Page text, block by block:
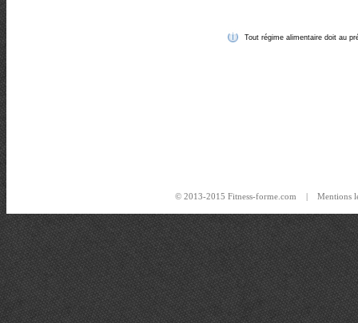
Tout régime alimentaire doit au
© 2013-2015 Fitness-forme.com | Mentions